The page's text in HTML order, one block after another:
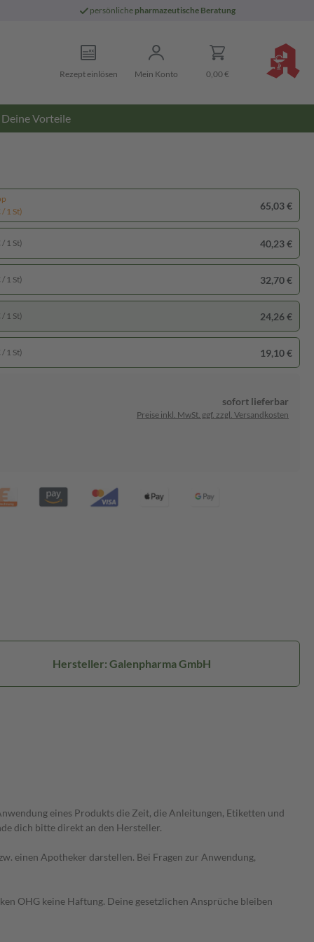
persönliche pharmazeutische Beratung
Rezept einlösen Mein Konto 0,00 €
Deine Vorteile
1 St)
65,03 €
1 St) 40,23 €
1 St) 32,70 €
1 St) 24,26 €
1 St) 19,10 €
sofort lieferbar
Preise inkl. MwSt. ggf. zzgl. Versandkosten
Hersteller: Galenpharma GmbH
eines Produkts die Zeit, die Anleitungen, Etiketten und
dich bitte direkt an den Hersteller.
einen Apotheker darstellen. Bei Fragen zur Anwendung,
OHG keine Haftung. Deine gesetzlichen Ansprüche bleiben